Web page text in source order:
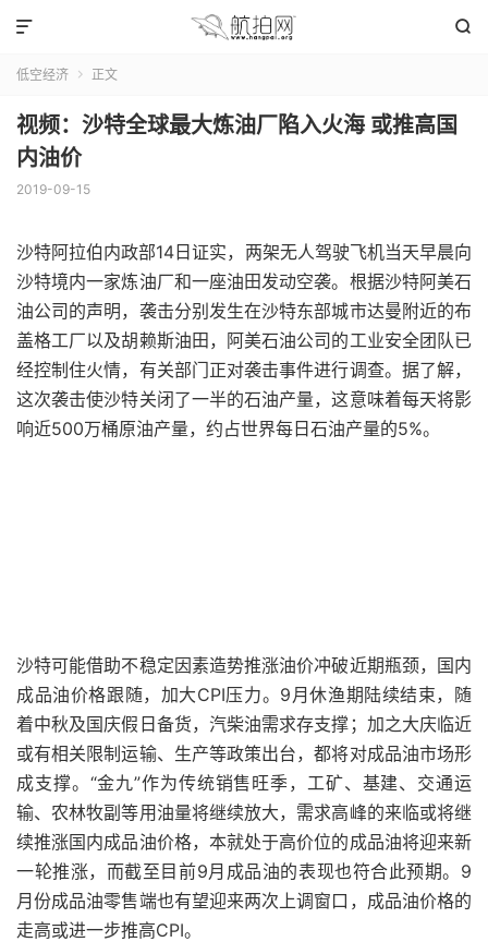


低空经济  正文
视频：沙特全球最大炼油厂陷入火海 或推高国
内油价
2019-09-15
沙特阿拉伯内政部14日证实，两架无人驾驶飞机当天早晨向
沙特境内一家炼油厂和一座油田发动空袭。根据沙特阿美石
油公司的声明，袭击分别发生在沙特东部城市达曼附近的布
盖格工厂以及胡赖斯油田，阿美石油公司的工业安全团队已
经控制住火情，有关部门正对袭击事件进行调查。据了解，
这次袭击使沙特关闭了一半的石油产量，这意味着每天将影
响近500万桶原油产量，约占世界每日石油产量的5%。
沙特可能借助不稳定因素造势推涨油价冲破近期瓶颈，国内
成品油价格跟随，加大CPI压力。9月休渔期陆续结束，随
着中秋及国庆假日备货，汽柴油需求存支撑；加之大庆临近
或有相关限制运输、生产等政策出台，都将对成品油市场形
成支撑。“金九”作为传统销售旺季，工矿、基建、交通运
输、农林牧副等用油量将继续放大，需求高峰的来临或将继
续推涨国内成品油价格，本就处于高价位的成品油将迎来新
一轮推涨，而截至目前9月成品油的表现也符合此预期。9
月份成品油零售端也有望迎来两次上调窗口，成品油价格的
走高或进一步推高CPI。